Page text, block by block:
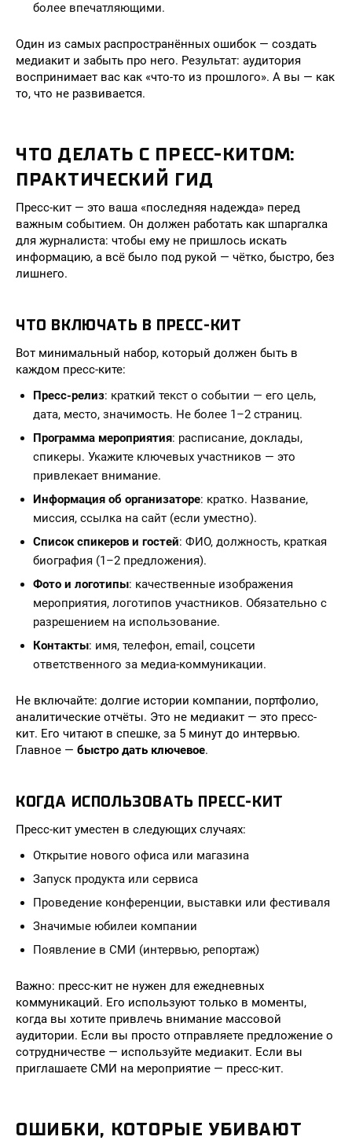
более впечатляющими.
Один из самых распространённых ошибок — создать
медиакит и забыть про него. Результат: аудитория
воспринимает вас как «что-то из прошлого». А вы — как
то, что не развивается.
ЧТО ДЕЛАТЬ С ПРЕСС-КИТОМ:
ПРАКТИЧЕСКИЙ ГИД
Пресс-кит — это ваша «последняя надежда» перед
важным событием. Он должен работать как шпаргалка
для журналиста: чтобы ему не пришлось искать
информацию, а всё было под рукой — чётко, быстро, без
лишнего.
ЧТО ВКЛЮЧАТЬ В ПРЕСС-КИТ
Вот минимальный набор, который должен быть в
каждом пресс-ките:
Пресс-релиз: краткий текст о событии — его цель,
дата, место, значимость. Не более 1–2 страниц.
Программа мероприятия: расписание, доклады,
спикеры. Укажите ключевых участников — это
привлекает внимание.
Информация об организаторе: кратко. Название,
миссия, ссылка на сайт (если уместно).
Список спикеров и гостей: ФИО, должность, краткая
биография (1–2 предложения).
Фото и логотипы: качественные изображения
мероприятия, логотипов участников. Обязательно с
разрешением на использование.
Контакты: имя, телефон, email, соцсети
ответственного за медиа-коммуникации.
Не включайте: долгие истории компании, портфолио,
аналитические отчёты. Это не медиакит — это пресс-
кит. Его читают в спешке, за 5 минут до интервью.
Главное — быстро дать ключевое.
КОГДА ИСПОЛЬЗОВАТЬ ПРЕСС-КИТ
Пресс-кит уместен в следующих случаях:
Открытие нового офиса или магазина
Запуск продукта или сервиса
Проведение конференции, выставки или фестиваля
Значимые юбилеи компании
Появление в СМИ (интервью, репортаж)
Важно: пресс-кит не нужен для ежедневных
коммуникаций. Его используют только в моменты,
когда вы хотите привлечь внимание массовой
аудитории. Если вы просто отправляете предложение о
сотрудничестве — используйте медиакит. Если вы
приглашаете СМИ на мероприятие — пресс-кит.
ОШИБКИ, КОТОРЫЕ УБИВАЮТ